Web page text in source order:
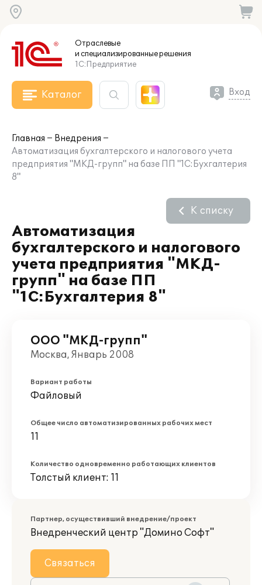
Отраслевые
и специализированныерешения
1С:Предприятие
Каталог Вход
Главная
Внедрения
Автоматизация бухгалтерского и налогового учета
предприятия "МКД-групп" на базе ПП "1С:Бухгалтерия
8"
Автоматизация
бухгалтерского и налогового
учета предприятия "МКД-
групп" на базе ПП
"1С:Бухгалтерия 8"
К списку
ООО "МКД-групп"
Москва, Январь 2008
Вариант работы
Файловый
Общее число автоматизированных рабочих мест
11
Количество одновременно работающих клиентов
Толстый клиент: 11
Партнер, осуществивший внедрение/проект
Внедренческий центр "Домино Софт"
Связаться